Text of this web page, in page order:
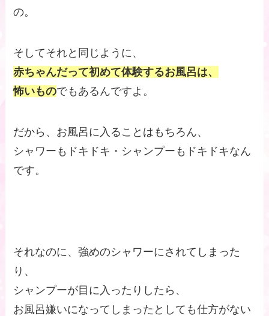
の。
そしてそれと同じように、
赤ちゃんだって初めて体験するお風呂は、
怖いものでもあるんですよ。
だから、お風呂に入ることはもちろん、
シャワーもドキドキ・シャンプーもドキドキなん
です。
それなのに、強めのシャワーにされてしまった
り、
シャンプーが目に入ったりしたら、
お風呂嫌いになってしまったとしても仕方がない